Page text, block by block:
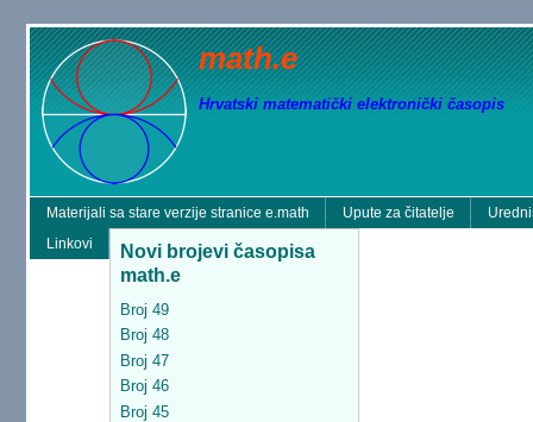
math.e
Hrvatski matematički elektronički časopis
Materijali sa stare verzije stranice e.math Upute za čitatelje
Linkovi
Novi brojevi časopisa
math.e
Broj 49
Broj 48
Broj 47
Broj 46
Broj 45